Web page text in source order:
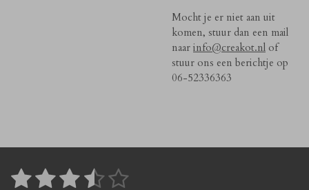
Mocht je er niet aan uit
komen, stuur dan een mail
naar info@creakot.nl of
stuur ons een berichtje op
06-52336363
R
1 2 3 4 5
S